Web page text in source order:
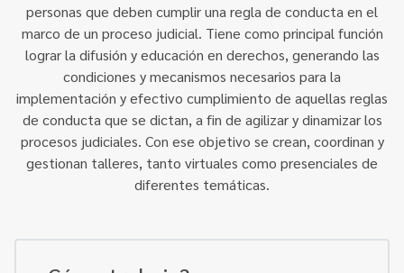
personas que deben cumplir una regla de conducta en el
marco de un proceso judicial. Tiene como principal función
lograr la difusión y educación en derechos, generando las
condiciones y mecanismos necesarios para la
implementación y efectivo cumplimiento de aquellas reglas
de conducta que se dictan, a fin de agilizar y dinamizar los
procesos judiciales. Con ese objetivo se crean, coordinan y
gestionan talleres, tanto virtuales como presenciales de
diferentes temáticas.